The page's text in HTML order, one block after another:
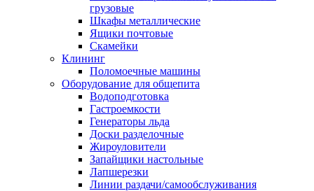
грузовые
Шкафы металлические
Ящики почтовые
Скамейки
Клининг
Поломоечные машины
Оборудование для общепита
Водоподготовка
Гастроемкости
Генераторы льда
Доски разделочные
Жироуловители
Запайщики настольные
Лапшерезки
Линии раздачи/самообслуживания